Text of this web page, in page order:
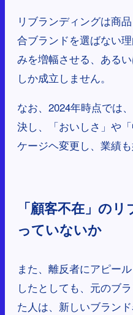
リブランディングは商
合ブランドを選ばない
みを増幅させる、ある
しか成立しません。
なお、2024年時点では
決し、「おいしさ」や
ケージヘ変更し、業績も
「顧客不在」の
っていないか
また、離反者にアピー
したとしても、元のブ
た人は、新しいブラン